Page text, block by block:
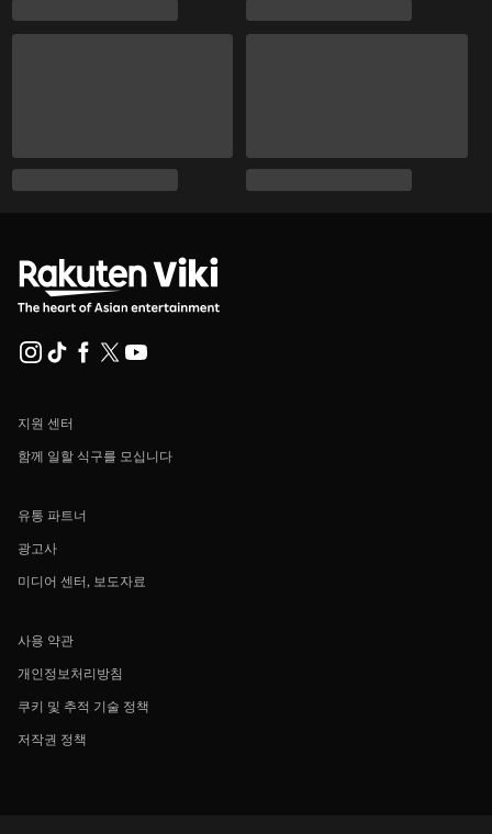
지원 센터
함께 일할 식구를 모십니다
유통 파트너
광고사
미디어 센터, 보도자료
사용 약관
개인정보처리방침
쿠키 및 추적 기술 정책
저작권 정책